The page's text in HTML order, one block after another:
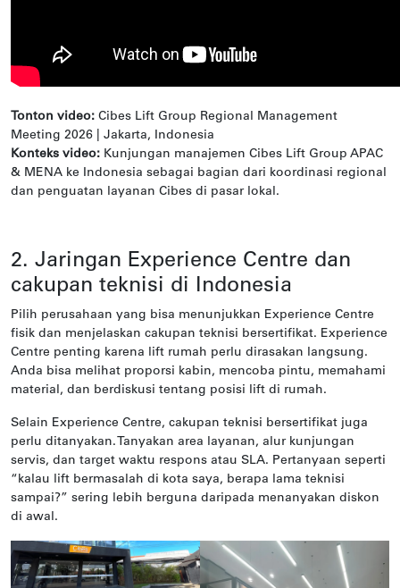
Tonton video: Cibes Lift Group Regional Management
Meeting 2026 | Jakarta, Indonesia
Konteks video: Kunjungan manajemen Cibes Lift Group APAC
& MENA ke Indonesia sebagai bagian dari koordinasi regional
dan penguatan layanan Cibes di pasar lokal.
2. Jaringan Experience Centre dan
cakupan teknisi di Indonesia
Pilih perusahaan yang bisa menunjukkan Experience Centre
fisik dan menjelaskan cakupan teknisi bersertifikat. Experience
Centre penting karena lift rumah perlu dirasakan langsung.
Anda bisa melihat proporsi kabin, mencoba pintu, memahami
material, dan berdiskusi tentang posisi lift di rumah.
Selain Experience Centre, cakupan teknisi bersertifikat juga
perlu ditanyakan. Tanyakan area layanan, alur kunjungan
servis, dan target waktu respons atau SLA. Pertanyaan seperti
“kalau lift bermasalah di kota saya, berapa lama teknisi
sampai?” sering lebih berguna daripada menanyakan diskon
di awal.